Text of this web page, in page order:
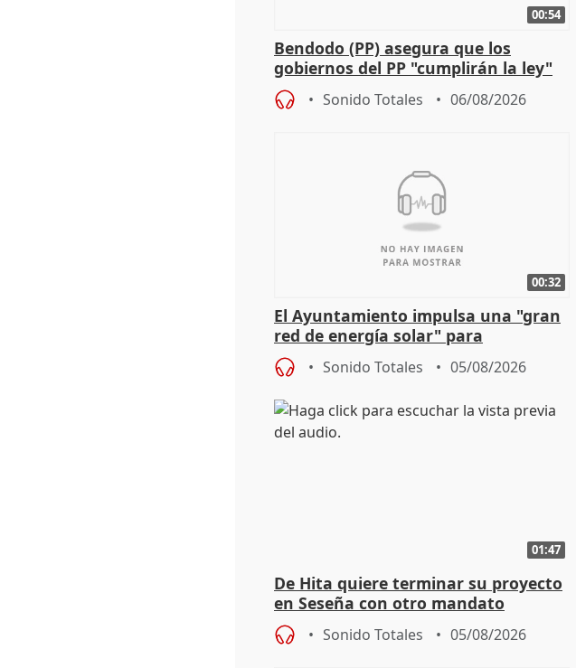
00:54
Bendodo (PP) asegura que los
gobiernos del PP "cumplirán la ley"
sobre los menores migrantes
Sonido Totales 06/08/2026
00:32
El Ayuntamiento impulsa una "gran
red de energía solar" para
autoconsumo
Sonido Totales 05/08/2026
01:47
De Hita quiere terminar su proyecto
en Seseña con otro mandato
Sonido Totales 05/08/2026